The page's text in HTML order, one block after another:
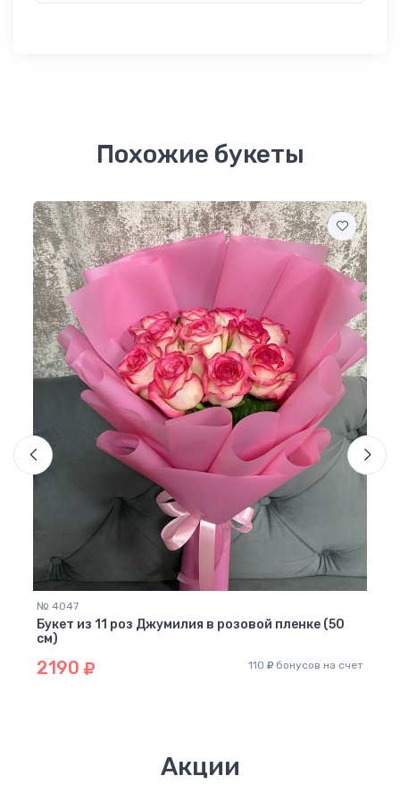
Похожие букеты
№ 4047
Букет из 11 роз Джумилия в розовой пленке (50
см)
2190 110 бонусов на счет
Акции